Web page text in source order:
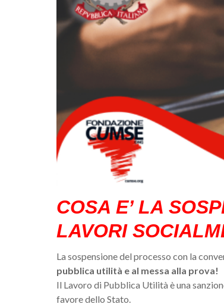
COSA E’ LA
LAVORI
La sospensione del processo con la
pubblica utilità e al messa alla prova!
Il Lavoro di Pubblica Utilità è una
favore dello Stato.